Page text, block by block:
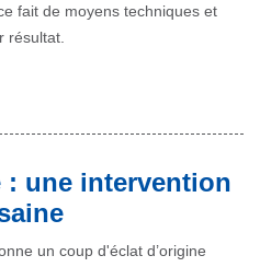
fait de moyens techniques et
résultat.
une intervention
un coup d'éclat d’origine